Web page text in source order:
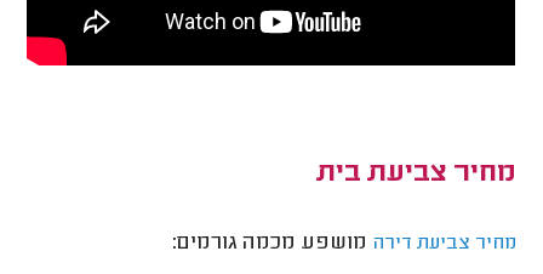
מחיר צביעת בית
מחיר צביעת דירה מושפע מכמה גורמים: